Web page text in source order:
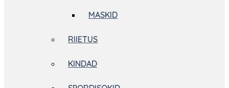
MASKID
RIIETUS
KINDAD